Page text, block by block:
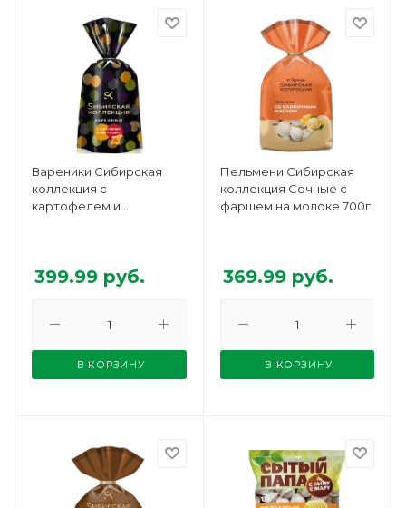
Вареники Сибирская
коллекция с
картофелем и
399.99 руб.
В КОРЗИНУ
Пельмени Сибирская
коллекция Сочные с
фаршем на молоке 700г
369.99руб.
В КОРЗИНУ